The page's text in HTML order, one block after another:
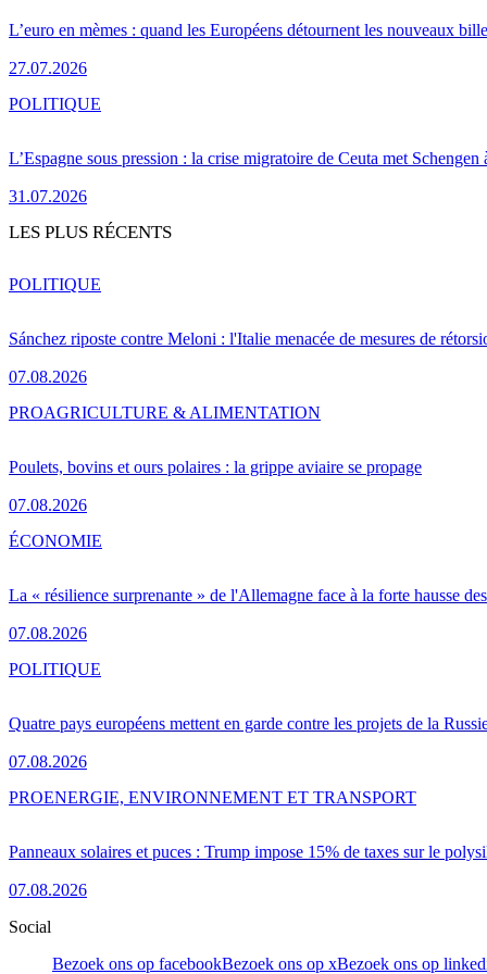
L’euro en mèmes : quand les Européens détournent les nouveaux
27.07.2026
L’Espagne sous pression : la crise migratoire de Ceuta met Schengen
31.07.2026
POLITIQUE
LES PLUS RÉCENTS
Sánchez riposte contre Meloni : l'Italie menacée de mesures de
07.08.2026
POLITIQUE
Poulets, bovins et ours polaires : la grippe aviaire se propage
07.08.2026
PROAGRICULTURE & ALIMENTATION
La « résilience surprenante » de l'Allemagne face à la forte hausse
07.08.2026
ÉCONOMIE
Quatre pays européens mettent en garde contre les projets de la
07.08.2026
POLITIQUE
Panneaux solaires et puces : Trump impose 15% de taxes sur le
07.08.2026
PROENERGIE, ENVIRONNEMENT ET TRANSPORT
Social
Bezoek ons op facebookBezoek ons op xBezoek ons op